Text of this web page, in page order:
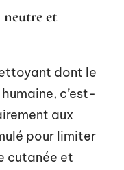
neutre et
dont le
c’est-
aux
pour limiter
cutanée et